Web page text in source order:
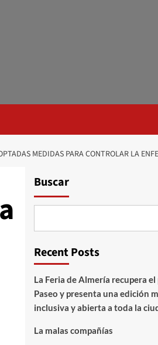
MEDIDAS PARA CONTROLAR LA
Buscar
Recent Posts
La Feria de Almería recupera
Paseo y presenta una edición
inclusiva y abierta a toda la
La malas compañías